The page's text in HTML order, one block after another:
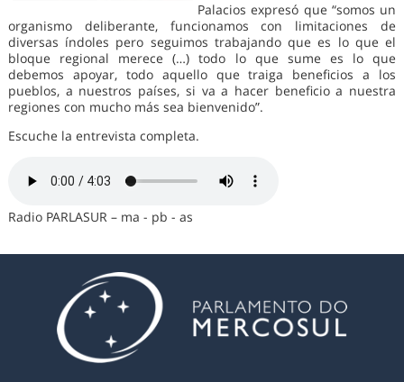
Palacios expresó que “somos un
organismo deliberante, funcionamos con limitaciones de
diversas índoles pero seguimos trabajando que es lo que el
bloque regional merece (…) todo lo que sume es lo que
debemos apoyar, todo aquello que traiga beneficios a los
pueblos, a nuestros países, si va a hacer beneficio a nuestra
regiones con mucho más sea bienvenido”.
Escuche la entrevista completa.
Radio PARLASUR – ma - pb - as